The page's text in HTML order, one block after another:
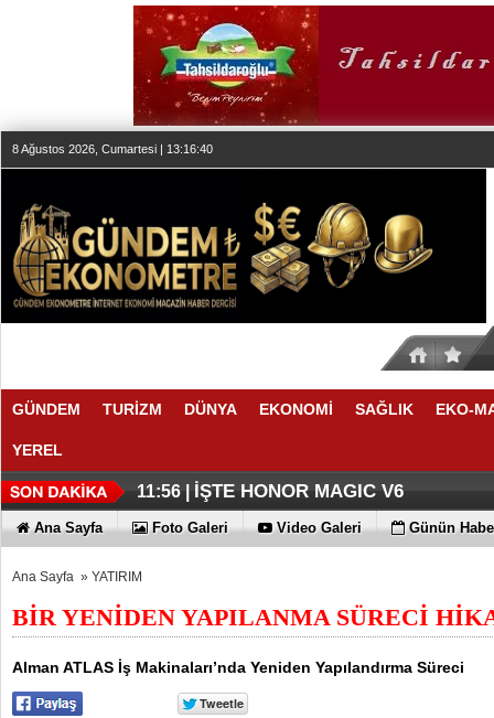
8 Ağustos 2026, Cumartesi | 13:16:41
GÜNDEM TURİZM DÜNYA EKONOMİ SAĞLIK EKO-
YEREL
12:17 |THY REKOR KIRMAYI SEVİYOR
12:02 |ÖZEL FİYATLARLA GELDİLER
11:56 | İŞTE HONOR MAGIC V6
11:53 |TECNO'DA YENİLİKLER VAR
Ana Sayfa Foto Galeri Video Galeri Günün
Ana Sayfa » YATIRIM
BİR YENİDEN YAPILANMA SÜRECİ
Alman ATLAS İş Makinaları’nda Yeniden Yapılandırma Süreci